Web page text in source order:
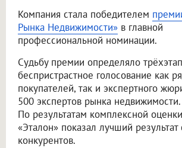
Компания стала победителем
Рынка Недвижимости» в главной
профессиональной номинации.
Судьбу премии определяло
беспристрастное голосование как
покупателей, так и экспертного
500 экспертов рынка недвижимости.
По результатам комплексной
«Эталон» показал лучший результат
конкурентов.